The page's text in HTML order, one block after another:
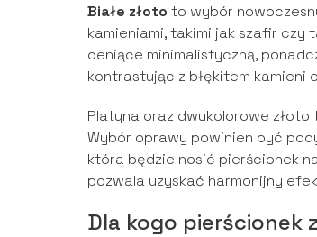
Białe złoto to wybór
kamieniami, takimi jak szafir czy
ceniące minimalistyczną,
kontrastując z błękitem
Platyna oraz dwukolorowe
Wybór oprawy powinien być
która będzie nosić pierścionek
pozwala uzyskać harmonijny
Dla kogo pierścionek